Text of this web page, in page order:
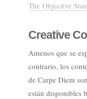
The Objective
Creative
Amenos que se
contrario, los
de Carpe Diem
están disponibles